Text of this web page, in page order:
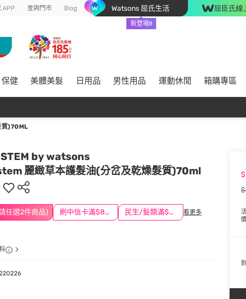
APP 查詢門市 Blog Watsons 屈氏生活
新登場!!
屈臣氏線
保健 美體美髮 日用品 男性用品 運動休閒 箱購專區
質)70ML
by watsons
麗緻草本護髮油(分岔及乾燥髮質)70ml
任選2件商品) 刷中信卡滿$888送3萬點 民生/髮類滿$388送舒潔冰巾 看更多
$
價